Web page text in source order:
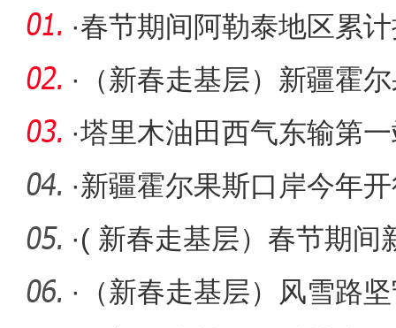
·春节期间阿勒泰地区累
实现旅游
·
（新春走基层）新疆霍
新局
·塔里木油田西气东输第
岗 守护下
·新疆霍尔果斯口岸今年
·( 新春走基层）春节期间
蔬出口
·
（新春走基层）风雪路